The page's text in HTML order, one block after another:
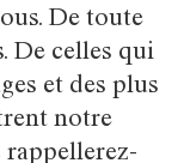
De toute
De celles qui
et des plus
notre
rappellerez-